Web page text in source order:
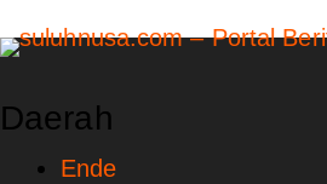
Daerah
Ende